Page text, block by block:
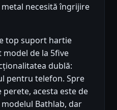
necesită îngrijire
top suport hartie
model de la 5five
dublă:
pentru telefon. Spre
acesta este de
Bathlab, dar